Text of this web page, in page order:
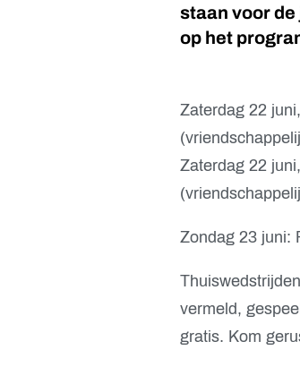
staan voor
op het
Zaterdag 22
Zaterdag 22
Zondag 23 juni:
vermeld,
gratis. Kom